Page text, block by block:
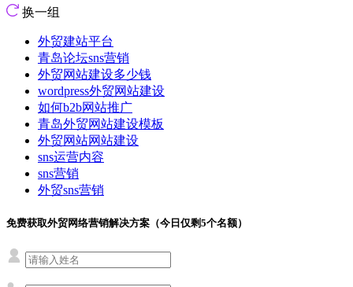
换一组
外贸建站平台
青岛论坛sns营销
外贸网站建设多少钱
wordpress外贸网站建设
如何b2b网站推广
青岛外贸网站建设模板
外贸网站网站建设
sns运营内容
sns营销
外贸sns营销
免费获取外贸网络营销解决方案（今日仅剩5个名额）